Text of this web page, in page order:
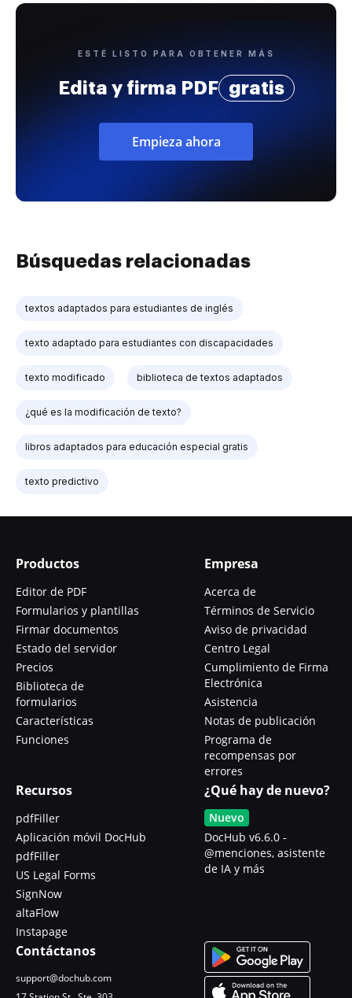
ESTÉ LISTO PARA OBTENER MÁS
Edita y firma PDF gratis
Empieza ahora
Búsquedas relacionadas
textos adaptados para estudiantes de inglés
texto adaptado para estudiantes con discapacidades
texto modificado biblioteca de textos adaptados
¿qué es la modificación de texto?
libros adaptados para educación especial gratis
texto predictivo
Productos
Editor de PDF
Formularios y plantillas
Firmar documentos
Estado del servidor
Precios
Biblioteca de
formularios
Características
Funciones
Empresa
Acerca de
Términos de Servicio
Aviso de privacidad
Centro Legal
Cumplimiento de Firma
Electrónica
Asistencia
Notas de publicación
Programa de
recompensas por
errores
Recursos
pdfFiller
Aplicación móvil DocHub
pdfFiller
US Legal Forms
SignNow
altaFlow
Instapage
¿Qué hay de nuevo?
Nuevo
DocHub v6.6.0 -
@menciones, asistente
de IA y más
Contáctanos
support@dochub.com